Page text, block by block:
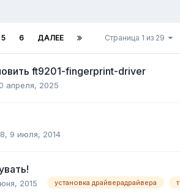
5 6 ДАЛЕЕ Страница 1 из 29
ft9201-fingerprint-driver
апреля, 2025
, 9 июля, 2014
2015 установка драйверадрайвера